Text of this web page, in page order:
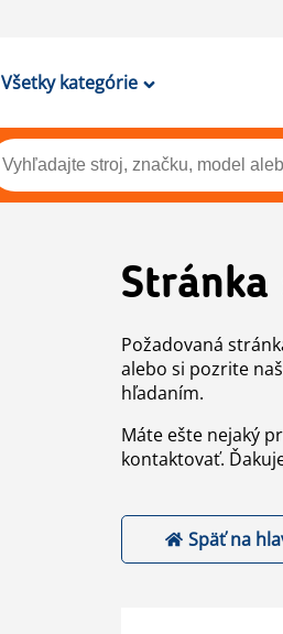
Všetky kategórie
Stránka
Požadovaná
alebo si pozrite
hľadaním.
Máte ešte nejaký
kontaktovať.
Späť na